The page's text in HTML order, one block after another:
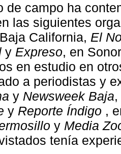
de campo ha
las siguientes
California, El
y Expreso, en
en estudio en
a periodistas y
y Newsweek Baja
y Reporte Índigo ,
y Media
tenía